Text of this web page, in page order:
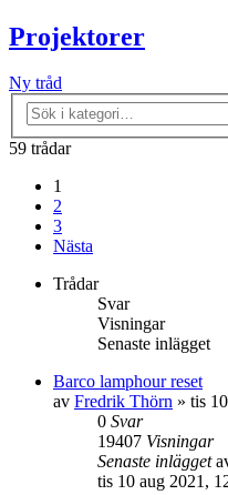
Projektorer
Ny tråd
59 trådar
1
2
3
Nästa
Trådar
Svar
Visningar
Senaste inlägget
Barco lamphour reset
av Fredrik Thörn » tis
0 Svar
19407 Visningar
Senaste inlägget
tis 10 aug 2021,